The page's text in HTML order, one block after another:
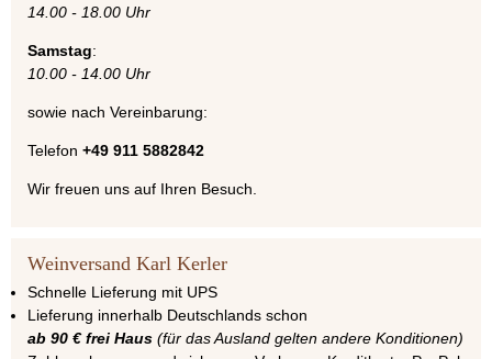
14.00 - 18.00 Uhr
Samstag:
10.00 - 14.00 Uhr
sowie nach Vereinbarung:
Telefon +49 911 5882842
Wir freuen uns auf Ihren Besuch.
Weinversand Karl Kerler
Schnelle Lieferung mit UPS
Lieferung innerhalb Deutschlands schon
ab 90 € frei Haus (für das Ausland gelten andere Konditionen)